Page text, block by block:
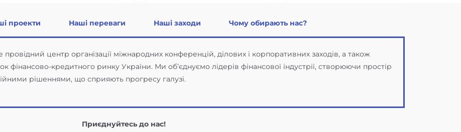
проекти Наші переваги Наші заходи Чому обирають нас?
центр організації міжнародних конференцій, ділових і корпоративних заходів, а також
фінансово-кредитного ринку України. Ми об’єднуємо лідерів фінансової індустрії, створюючи простір
рішеннями, що сприяють прогресу галузі.
Приєднуйтесь до нас!